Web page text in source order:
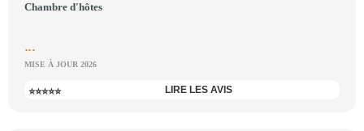
Chambre d'hôtes
...
MISE À JOUR 2026
⭐⭐⭐⭐⭐ LIRE LES AVIS